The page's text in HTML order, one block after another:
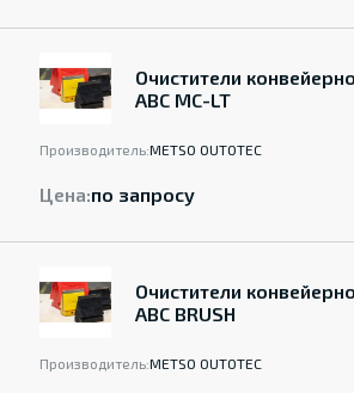
Очистители
ABC MC-LT
Производитель:METSO OUTOTEC
Цена:по запросу
Очистители
ABC BRUSH
Производитель:METSO OUTOTEC